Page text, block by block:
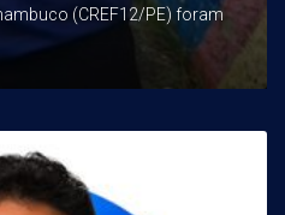
(CREF12/PE) foram